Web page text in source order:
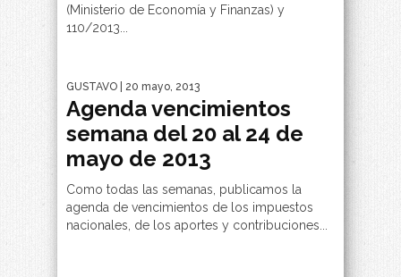
(Ministerio de Economía y Finanzas) y
110/2013...
GUSTAVO | 20 mayo, 2013
Agenda vencimientos
semana del 20 al 24 de
mayo de 2013
Como todas las semanas, publicamos la
agenda de vencimientos de los impuestos
nacionales, de los aportes y contribuciones...